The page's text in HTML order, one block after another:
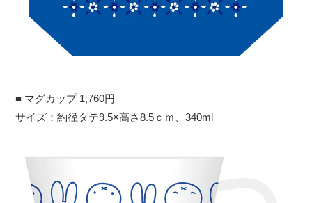
■ マグカップ 1,760円
サイズ：約径タテ9.5×高さ8.5ｃｍ、340ml